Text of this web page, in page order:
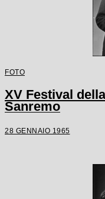
FOTO
XV Festival
Sanremo
28 GENNAIO 1965